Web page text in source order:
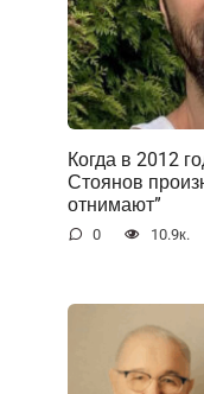
Когда в 2012
Стоянов
отнимают”
0 10.9к.